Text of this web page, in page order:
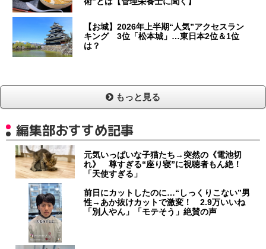
【お城】2026年上半期“人気”アクセスラン
キング 3位「松本城」…東日本2位＆1位
は？
もっと見る
編集部おすすめ記事
元気いっぱいな子猫たち→突然の《電池切
れ》 尊すぎる“座り寝”に視聴者もん絶！
「天使すぎる」
前日にカットしたのに…“しっくりこない”男
性→あか抜けカットで激変！ 2.9万いいね
「別人やん」「モテそう」絶賛の声